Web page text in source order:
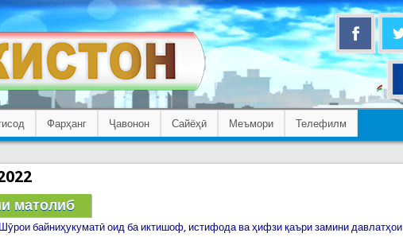
Фарҳанг Ҷавонон Сайёҳӣ Меъмори Телефилм
матолиб
байниҳукуматӣ оид ба иктишоф, истифода ва ҳифзи қаъри замини давлатҳои